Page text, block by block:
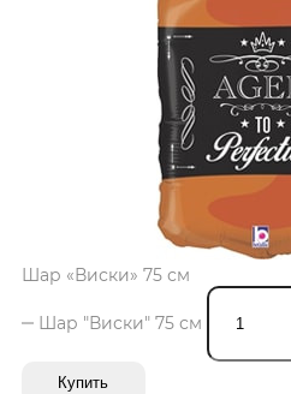
Шар «Виски» 75 см
Шар "Виски" 75 см
Купить